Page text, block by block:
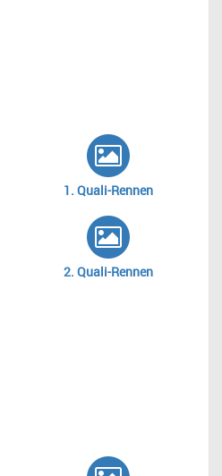
1. Quali-Rennen
2. Quali-Rennen